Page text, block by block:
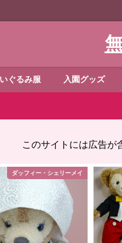
ぐるみ服 入園グッズ
このサイトには広告が
ダッフィー・シェリーメイ